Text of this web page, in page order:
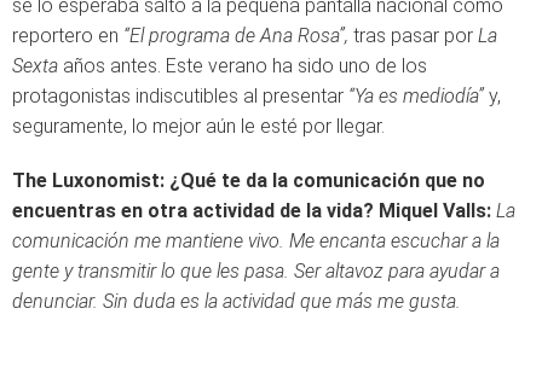
se lo esperaba saltó a la pequeña pantalla nacional como
reportero en “El programa de Ana Rosa”, tras pasar por La
Sexta años antes. Este verano ha sido uno de los
protagonistas indiscutibles al presentar “Ya es mediodía”y,
seguramente, lo mejor aún le esté por llegar.
The Luxonomist: ¿Qué te da la comunicación que no
encuentras en otra actividad de la vida? Miquel Valls: La
comunicación me mantiene vivo. Me encanta escuchar a la
gente y transmitir lo que les pasa. Ser altavoz para ayudar a
denunciar. Sin duda es la actividad que más me gusta.